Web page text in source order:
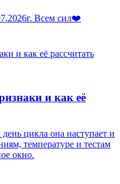
Всем сил❤️
и как её
цикла она наступает и
температуре и тестам
окно.